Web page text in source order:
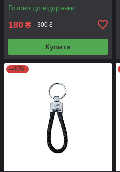
Готово до відправки
180 ₴ 300 ₴
Купити
–40%